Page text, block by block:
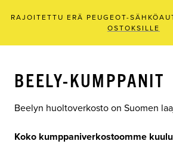
RAJOITETTU ERÄ PEUGEOT-
OSTOKSILLE
BEELY-KUMPPANIT
Beelyn huoltoverkosto on Suomen
Koko kumppaniverkostoomme